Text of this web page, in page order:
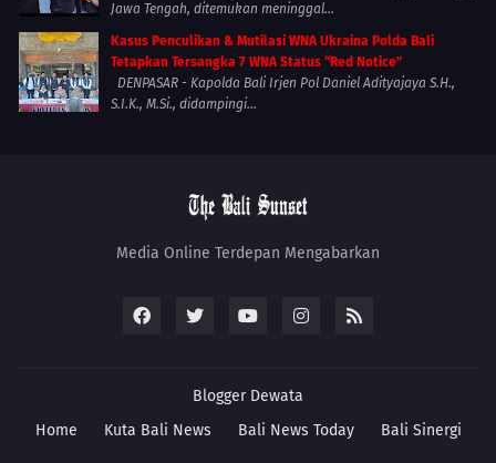
Jawa Tengah, ditemukan meninggal...
Kasus Penculikan & Mutilasi WNA Ukraina Polda Bali
Tetapkan Tersangka 7 WNA Status “Red Notice”
DENPASAR - Kapolda Bali Irjen Pol Daniel Adityajaya S.H.,
S.I.K., M.Si., didampingi...
Media Online Terdepan Mengabarkan
Blogger Dewata
Home
Kuta Bali News Bali News Today Bali Sinergi